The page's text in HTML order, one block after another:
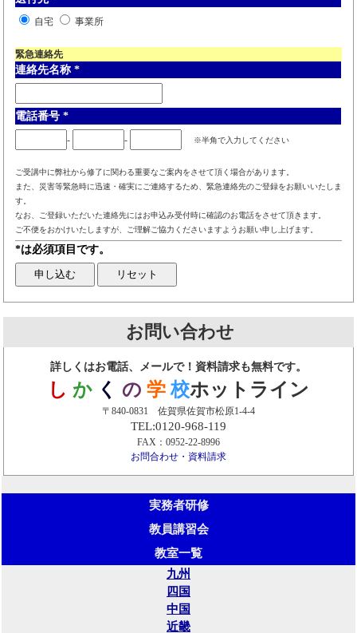
自宅 事業所
緊急連絡先
連絡先名称 *
電話番号 *
- - ※半角で入力してください
ご受講中に弊社から修了に関わる重要なご案内をさせて頂く場合があります。
また、災害等緊急時に迅速・確実にご連絡するため、緊急連絡先のご登録をお願いいたしま
す。
なお、ご登録いただいた連絡先にはお申込み受付時に確認のお電話をさせて頂きます。
ご不便をおかけいたしますが、ご理解ご協力くださいますようお願い申し上げます。
*は必須項目です。
お問い合わせ
詳しくはお電話、メールで！資料請求も無料です。
し か く の 学 校ホットライン
〒840-0831 佐賀県佐賀市松原1-4-4
TEL:0120-968-119
FAX：0952-22-8996
お問合わせ・資料請求
実務者研修
教員講習会
教室一覧
九州
四国
中国
近畿